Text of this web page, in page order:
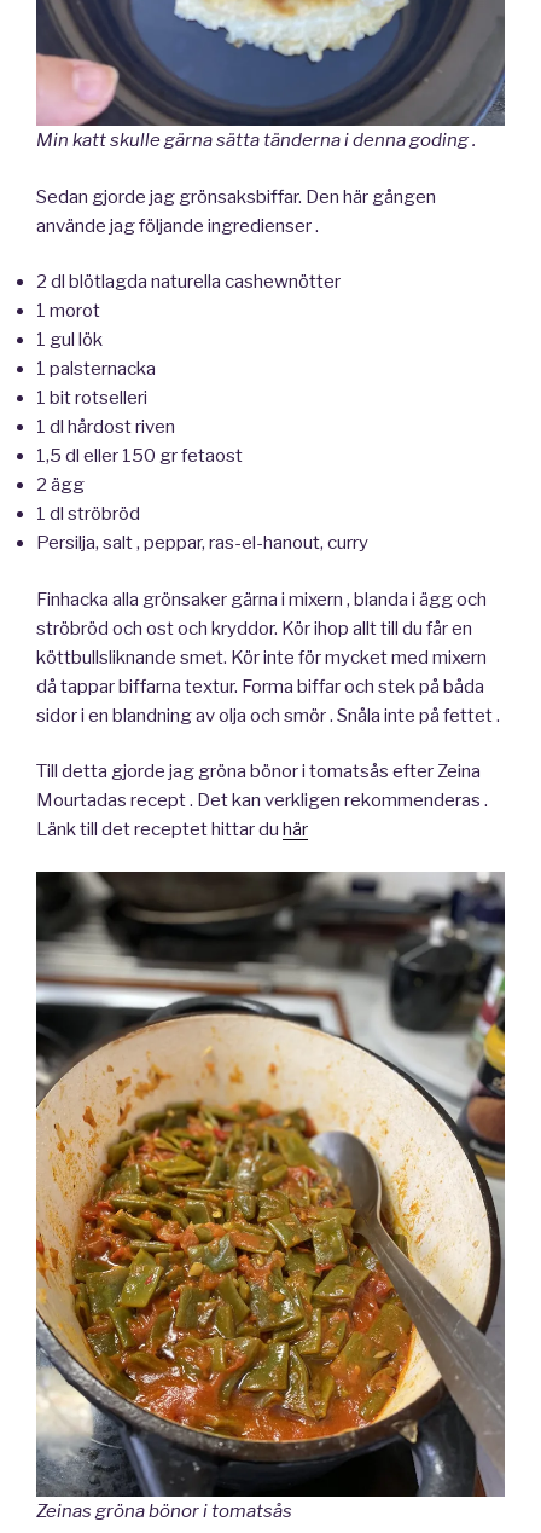
Min katt skulle gärna sätta tänderna i denna goding .
Sedan gjorde jag grönsaksbiffar. Den här gången
använde jag följande ingredienser .
2 dl blötlagda naturella cashewnötter
1 morot
1 gul lök
1 palsternacka
1 bit rotselleri
1 dl hårdost riven
1,5 dl eller 150 gr fetaost
2 ägg
1 dl ströbröd
Persilja, salt , peppar, ras-el-hanout, curry
Finhacka alla grönsaker gärna i mixern , blanda i ägg och
ströbröd och ost och kryddor. Kör ihop allt till du får en
köttbullsliknande smet. Kör inte för mycket med mixern
då tappar biffarna textur. Forma biffar och stek på båda
sidor i en blandning av olja och smör . Snåla inte på fettet .
Till detta gjorde jag gröna bönor i tomatsås efter Zeina
Mourtadas recept . Det kan verkligen rekommenderas .
Länk till det receptet hittar du här
Zeinas gröna bönor i tomatsås